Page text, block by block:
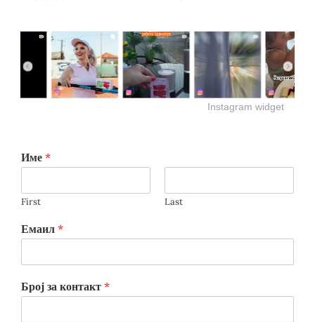
Instagram widget
Име *
First Last
Емаил *
Број за контакт *